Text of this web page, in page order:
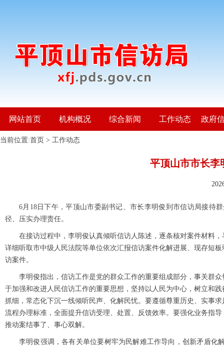
网站首页 机构概况 综合新闻 工作动态 政府
当前位置:首页 > 工作动态
平顶山市市长李
6月18日下午，平顶山市委副书记、市长李明俊到市信访局接待
径、压实办理责任。
在接访过程中，李明俊认真倾听信访人陈述，逐条核对案件材料
详细听取市中级人民法院等单位依次汇报信访案件化解进展、现存短
访案件。
李明俊指出，信访工作是党的群众工作的重要组成部分，事关群
于加强和改进人民信访工作的重要思想，坚持以人民为中心，树立和
抓细，常态化下沉一线倾听民声、化解民忧。要遵循尊重历史、实事
流程办理标准，全面提升信访受理、处置、反馈效率。要强化业务指
推动案结事了、事心双解。
李明俊强调，各有关单位要树牢为民解难工作导向，创新矛盾化